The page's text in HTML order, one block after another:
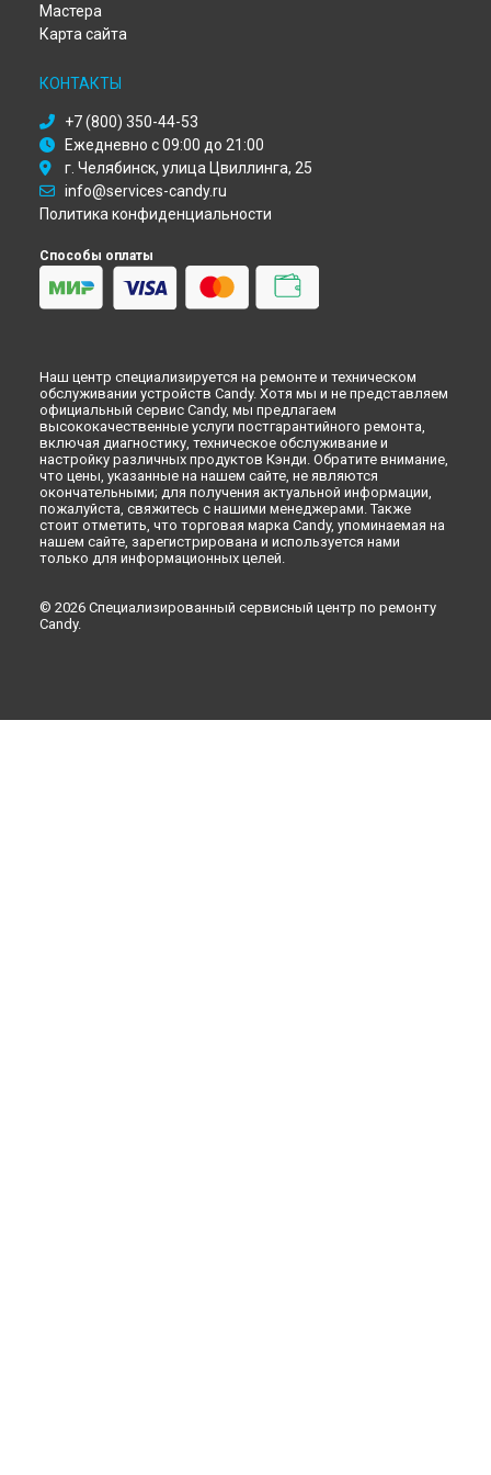
Ремонт микроволновой печи CMG 25 DCB Candy в
Ремонт микроволновой печи CMG 25 DCB Candy в
Ремонт микроволновой печи CMG 25 DCB Candy в
Ремонт микроволновой печи CMG 25 DCB Candy в
Ульяновске
Ремонт микроволновой печи CMG 25 DCB Candy в
Ремонт микроволновой печи CMG 25 DCB Candy в
Оренбурге
Ремонт микроволновой печи CMG 25 DCB Candy в
Ремонт микроволновой печи CMG 25 DCB Candy в
Новокузнецке
Ремонт микроволновой печи CMG 25 DCB Candy в
Ремонт микроволновой печи CMG 25 DCB Candy в
Набережных Челнах
Ремонт микроволновой печи CMG 25 DCB Candy вЛипецке
Мастера
Карта сайта
КОНТАКТЫ
+7 (800) 350-44-53
Ежедневно с 09:00 до 21:00
г. Челябинск, улица Цвиллинга, 25
info@services-candy.ru
Политика конфиденциальности
Способы оплаты
Наш центр специализируется на ремонте и техническом
обслуживании устройств Candy. Хотя мы и не представляем
официальный сервис Candy, мы предлагаем
высококачественные услуги постгарантийного ремонта,
включая диагностику, техническое обслуживание и
настройку различных продуктов Кэнди. Обратите внимание,
что цены, указанные на нашем сайте, не являются
окончательными; для получения актуальной информации,
пожалуйста, свяжитесь с нашими менеджерами. Также
стоит отметить, что торговая марка Candy, упоминаемая на
нашем сайте, зарегистрирована и используется нами
только для информационных целей.
© 2026 Специализированный сервисный центр по ремонту
Candy.